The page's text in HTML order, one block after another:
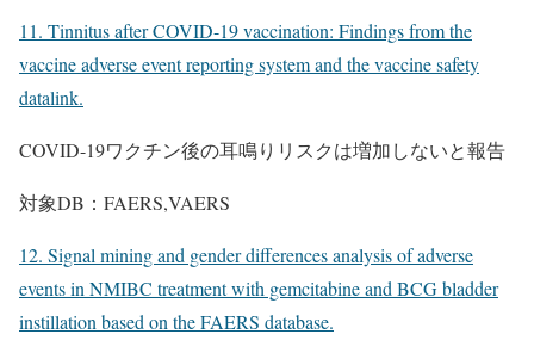
11. Tinnitus after COVID-19 vaccination: Findings from the
vaccine adverse event reporting system and the vaccine safety
datalink.
COVID-19ワクチン後の耳鳴りリスクは増加しないと報告
対象DB：FAERS,VAERS
12. Signal mining and gender differences analysis of adverse
events in NMIBC treatment with gemcitabine and BCG bladder
instillation based on the FAERS database.